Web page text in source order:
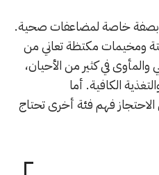
بصفة خاصة لمضاعفات صحية.
ومخيمات مكتظة تعاني من
في كثير من الأحيان،
الكافية. أما
الاحتجاز فهم فئة أخرى تحتاج